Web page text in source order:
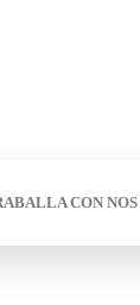
CON NOS